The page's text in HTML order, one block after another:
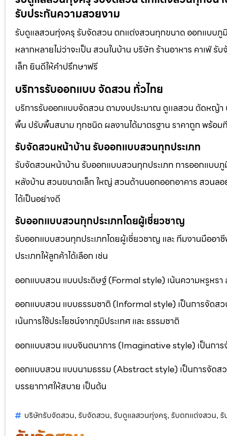
รับประกันความสวยงาม
รับดูแลสวนทุ่งครุ รับจัดสวน ตกแต่งสวนทุกขนาด ออกแบบ
หลากหลายไม่ว่าจะเป็น สวนในบ้าน บริษัท ร้านอาหาร คาเ
เล็ก ยินดีให้คำปรึกษาฟรี
บริการรับออกแบบ จัดสวน ทั่วไทย
บริการรับออกแบบจัดสวน ตามงบประมาณ ดูเเลสวน ตัดหญ้
พื้น ปรับพื้นสนาม ทุกชนิด ผลงานได้มาตรฐาน ราคาถูก พร้อ
รับจัดสวนหน้าบ้าน รับออกแบบสวนทุกประเภท
รับจัดสวนหน้าบ้าน รับออกแบบสวนทุกประเภท การออกแบบ
หลังบ้าน สวนขนาดเล็ก ใหญ่ สวนด้านนอกออกอาคาร สวนล
ได้เป็นอย่างดี
รับออกแบบสวนทุกประเภทโดยผู้เชี่ยวชาญ
รับออกแบบสวนทุกประเภทโดยผู้เชี่ยวชาญ และ ทีมงานมือ
ประเภทให้ลูกค้าได้เลือก เช่น
ออกแบบสวน แบบประดิษฐ์ (Formal style) เน้นความหรูหรา
ออกแบบสวน แบบธรรมชาติ (Informal style) เป็นการจัดส
เน้นการใช้ประโยชน์จากภูมิประเทศ และ ธรรมชาติ
ออกแบบสวน แบบจินตนาการ (Imaginative style) เป็นการ
ออกแบบสวน แบบนามธรรม (Abstract style) เป็นการจัดสวน
บรรยากาศให้สบาย เป็นต้น
บริษัทรับจัดสวน, รับจัดสวน, รับดูแลสวนทุ่งครุ, รับตกแต่งสวน, รั